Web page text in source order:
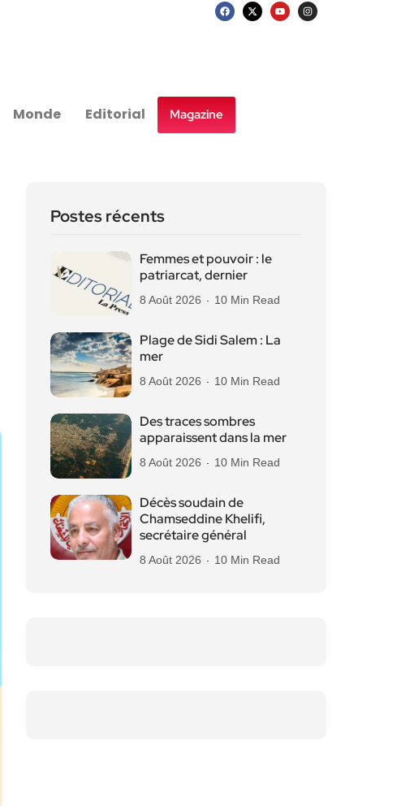
Monde Editorial Magazine
Postes récents
Femmes et pouvoir : le
patriarcat, dernier
8 Août 2026 10 Min Read
Plage de Sidi Salem : La
mer
8 Août 2026 10 Min Read
Des traces sombres
apparaissent dans la mer
8 Août 2026 10 Min Read
Décès soudain de
Chamseddine Khelifi,
secrétaire général
8 Août 2026 10 Min Read